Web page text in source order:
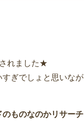
れました★
ぎでしょと思いなが
ものなのかリサーチ